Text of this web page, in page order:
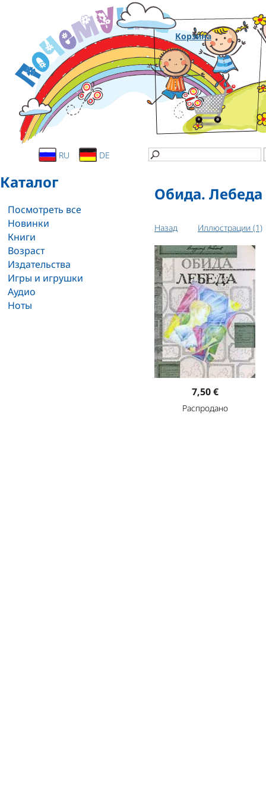
Корзина
RU DE
Каталог
Посмотреть все
Новинки
Книги
Возраст
Издательства
Игры и игрушки
Аудио
Ноты
Обида. Лебеда
Назад Иллюстрации (1)
7,50 €
Распродано